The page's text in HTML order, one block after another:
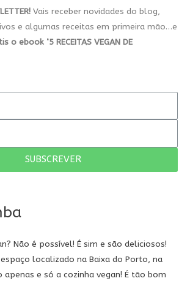
Vais receber novidades do blog,
e algumas receitas em primeira mão…e
o ebook ‘5 RECEITAS VEGAN DE
SUBSCREVER
Não é possível! É sim e são deliciosos!
localizado na Baixa do Porto, na
apenas e só a cozinha vegan! É tão bom